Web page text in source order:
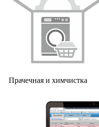
Прачечная и химчистка